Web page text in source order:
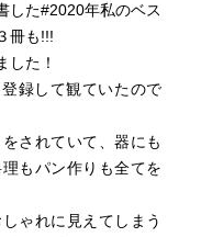
した#2020年私のベス
冊も!!!
した！
録して観ていたので
されていて、器にも
もパン作りも全てを
ゃれに見えてしまう